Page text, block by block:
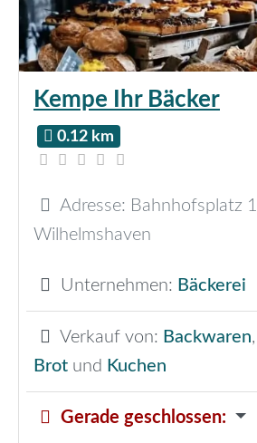
Kempe Ihr Bäcker
0.12 km
Adresse: Bahnhofsplatz 1
Wilhelmshaven
Unternehmen: Bäckerei
Verkauf von: Backwaren,
Brot und Kuchen
Gerade geschlossen: